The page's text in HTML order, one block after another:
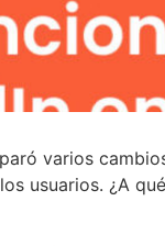
varios
usuarios. ¿A